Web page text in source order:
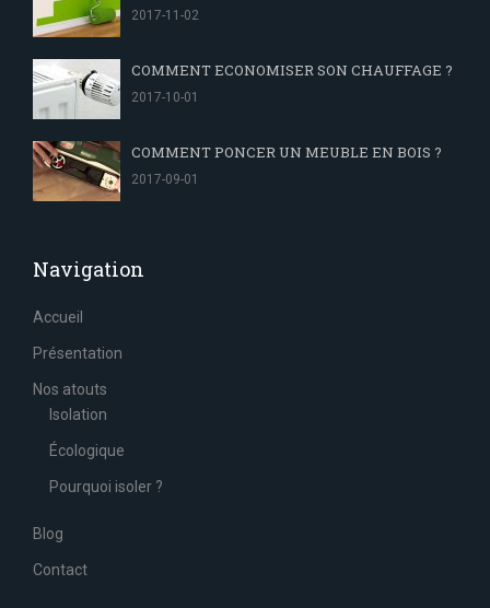
2017-11-02
COMMENT ECONOMISER SON CHAUFFAGE ?
2017-10-01
COMMENT PONCER UN MEUBLE EN BOIS ?
2017-09-01
Navigation
Accueil
Présentation
Nos atouts
Isolation
Écologique
Pourquoi isoler ?
Blog
Contact